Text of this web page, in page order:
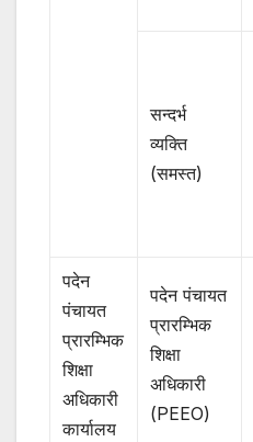
सन्दर्भ
व्यक्ति
(समस्त)
पदेन
पंचायत
प्रारम्भिक
शिक्षा
अधिकारी
कार्यालय
पदेन पंचायत
प्रारम्भिक
शिक्षा
अधिकारी
(PEEO)